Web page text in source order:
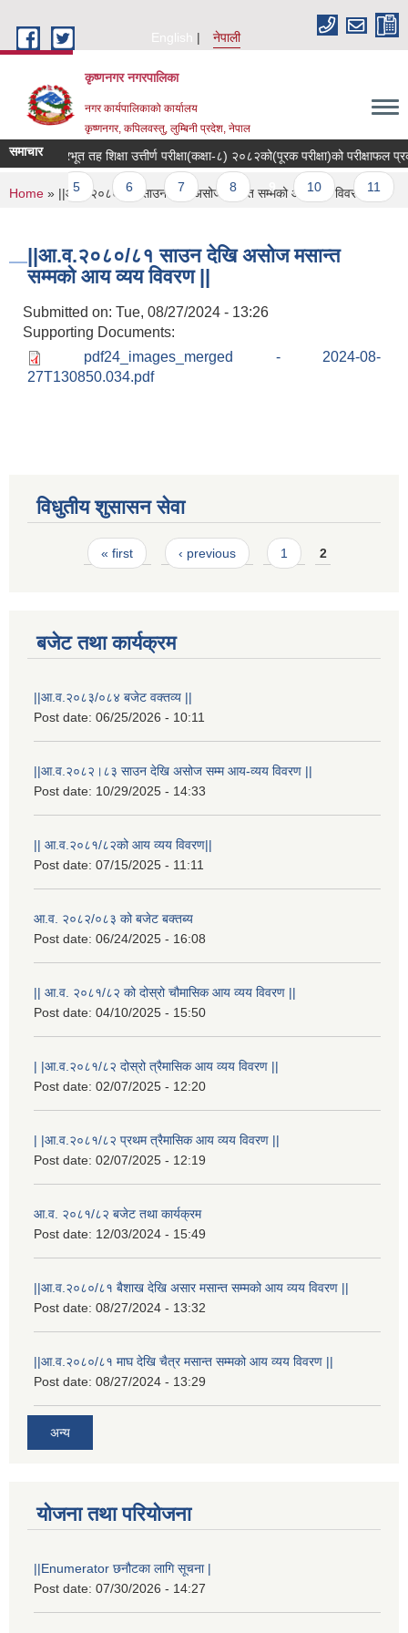
English
नेपाली
कृष्णनगर नगरपालिका
नगर कार्यपालिकाको कार्यालय
कृष्णनगर, कपिलवस्तु, लुम्बिनी प्रदेश, नेपाल
समाचार
||आधारभूत तह शिक्षा उत्तीर्ण परीक्षा(कक्षा-८) २०८२को(पूरक परीक्षा)को परीक्षाफल
… 5 6 7 8 9 10 11
You are here
Home » ||आ.व.२०८०/८१ साउन देखि असोज मसान्त सम्मको आय व्यय विवरण ||
||आ.व.२०८०/८१ साउन देखि असोज मसान्त
सम्मको आय व्यय विवरण ||
Submitted on: Tue, 08/27/2024 - 13:26
Supporting Documents:
pdf24_images_merged - 2024-08-
27T130850.034.pdf
विधुतीय शुसासन सेवा
Pages« first ‹ previous 1 2
बजेट तथा कार्यक्रम
||आ.व.२०८३/०८४ बजेट वक्तव्य ||
Post date: 06/25/2026 - 10:11
||आ.व.२०८२।८३ साउन देखि असोज सम्म आय-व्यय विवरण ||
Post date: 10/29/2025 - 14:33
|| आ.व.२०८१/८२को आय व्यय विवरण||
Post date: 07/15/2025 - 11:11
आ.व. २०८२/०८३ को बजेट बक्तब्य
Post date: 06/24/2025 - 16:08
|| आ.व. २०८१/८२ को दोस्रो चौमासिक आय व्यय विवरण ||
Post date: 04/10/2025 - 15:50
| |आ.व.२०८१/८२ दोस्रो त्रैमासिक आय व्यय विवरण ||
Post date: 02/07/2025 - 12:20
| |आ.व.२०८१/८२ प्रथम त्रैमासिक आय व्यय विवरण ||
Post date: 02/07/2025 - 12:19
आ.व. २०८१/८२ बजेट तथा कार्यक्रम
Post date: 12/03/2024 - 15:49
||आ.व.२०८०/८१ बैशाख देखि असार मसान्त सम्मको आय व्यय विवरण ||
Post date: 08/27/2024 - 13:32
||आ.व.२०८०/८१ माघ देखि चैत्र मसान्त सम्मको आय व्यय विवरण ||
Post date: 08/27/2024 - 13:29
अन्य
योजना तथा परियोजना
||Enumerator छनौटका लागि सूचना |
Post date: 07/30/2026 - 14:27